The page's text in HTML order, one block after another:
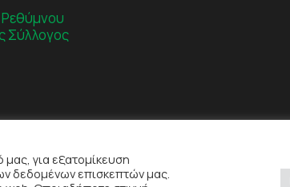
Σύλλογος
για εξατομίκευση
δεδομένων επισκεπτών μας.